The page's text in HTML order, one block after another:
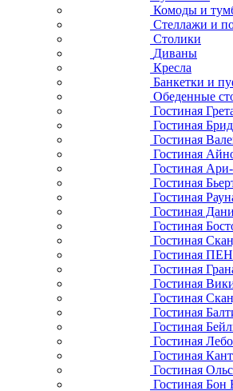
Комоды и
Стеллажи и
Столики
Диваны
Кресла
Банкетки и
Обеденные
Гостиная
Гостиная
Гостиная
Гостиная
Гостиная
Гостиная
Гостиная
Гостиная
Гостиная
Гостиная
Гостиная
Гостиная
Гостиная
Гостиная
Гостиная
Гостиная
Гостиная Лебо
Гостиная
Гостиная
Гостиная Бон